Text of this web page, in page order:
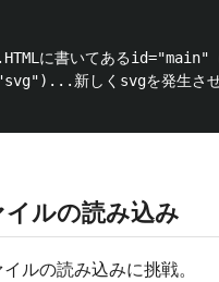
に書いてあるid="main"
新しくsvgを発生さ
ルの読み込み
ルの読み込みに挑戦。